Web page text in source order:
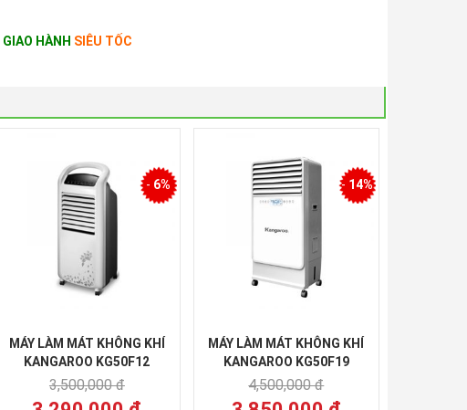
GIAO HÀNH SIÊU TỐC
MÁY LÀM MÁT KHÔNG KHÍ
KANGAROO KG50F12
- 6%
3,500,000 đ
MÁY LÀM MÁT KHÔNG KHÍ
KANGAROO KG50F19
- 14%
4,500,000 đ